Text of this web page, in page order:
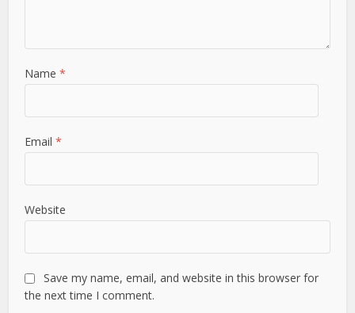
Name*
Email*
Website
Save my name, email, and website in this browser for
the next time I comment.